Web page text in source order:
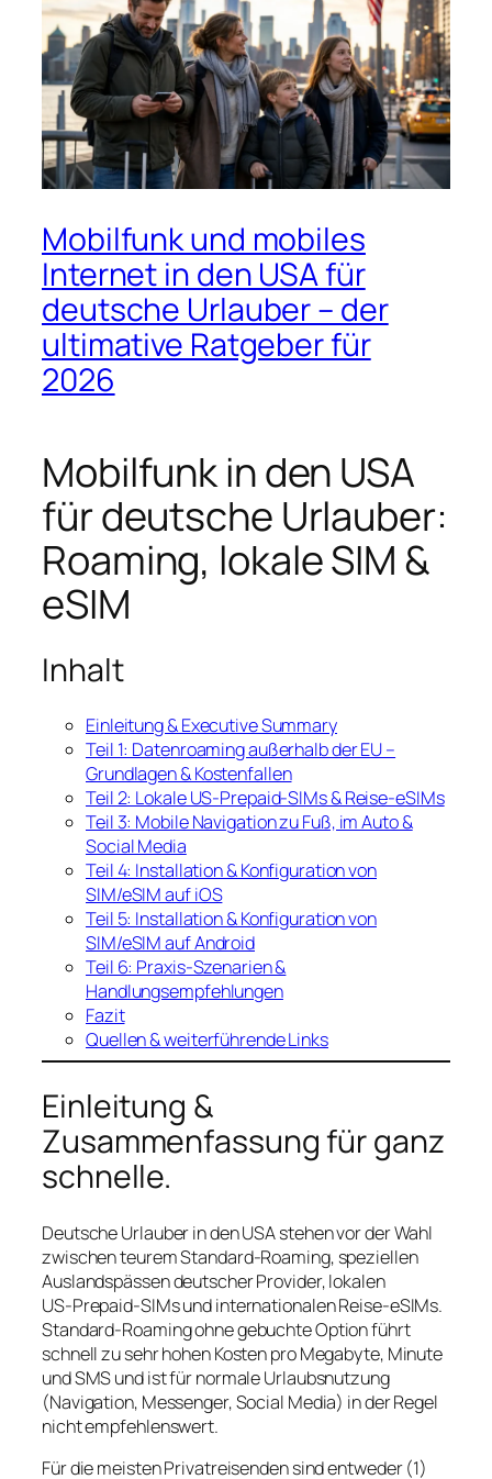
Mobilfunk und mobiles
Internet in den USA für
deutsche Urlauber – der
ultimative Ratgeber für
2026
Mobilfunk in den USA
für deutsche Urlauber:
Roaming, lokale SIM &
eSIM
Inhalt
Einleitung & Executive Summary
Teil 1: Datenroaming außerhalb der EU –
Grundlagen & Kostenfallen
Teil 2: Lokale US‑Prepaid-SIMs & Reise‑eSIMs
Teil 3: Mobile Navigation zu Fuß, im Auto &
Social Media
Teil 4: Installation & Konfiguration von
SIM/eSIM auf iOS
Teil 5: Installation & Konfiguration von
SIM/eSIM auf Android
Teil 6: Praxis-Szenarien &
Handlungsempfehlungen
Fazit
Quellen & weiterführende Links
Einleitung &
Zusammenfassung für ganz
schnelle.
Deutsche Urlauber in den USA stehen vor der Wahl
zwischen teurem Standard-Roaming, speziellen
Auslandspässen deutscher Provider, lokalen
US‑Prepaid-SIMs und internationalen Reise‑eSIMs.
Standard-Roaming ohne gebuchte Option führt
schnell zu sehr hohen Kosten pro Megabyte, Minute
und SMS und ist für normale Urlaubsnutzung
(Navigation, Messenger, Social Media) in der Regel
nicht empfehlenswert.
Für die meisten Privatreisenden sind entweder (1)